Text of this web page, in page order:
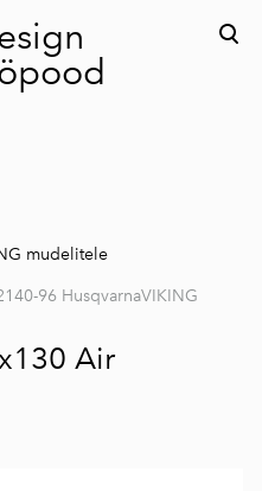
mudelitele
96 HusqvarnaVIKING
Air